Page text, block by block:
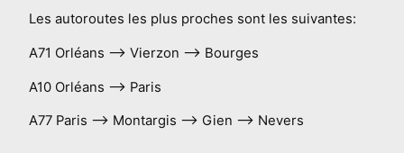
Les autoroutes les plus proches sont les suivantes:
A71 Orléans –> Vierzon –> Bourges
A10 Orléans –> Paris
A77 Paris –> Montargis –> Gien –> Nevers